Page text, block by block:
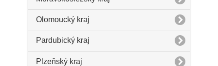
Olomoucký kraj
Pardubický kraj
Plzeňský kraj